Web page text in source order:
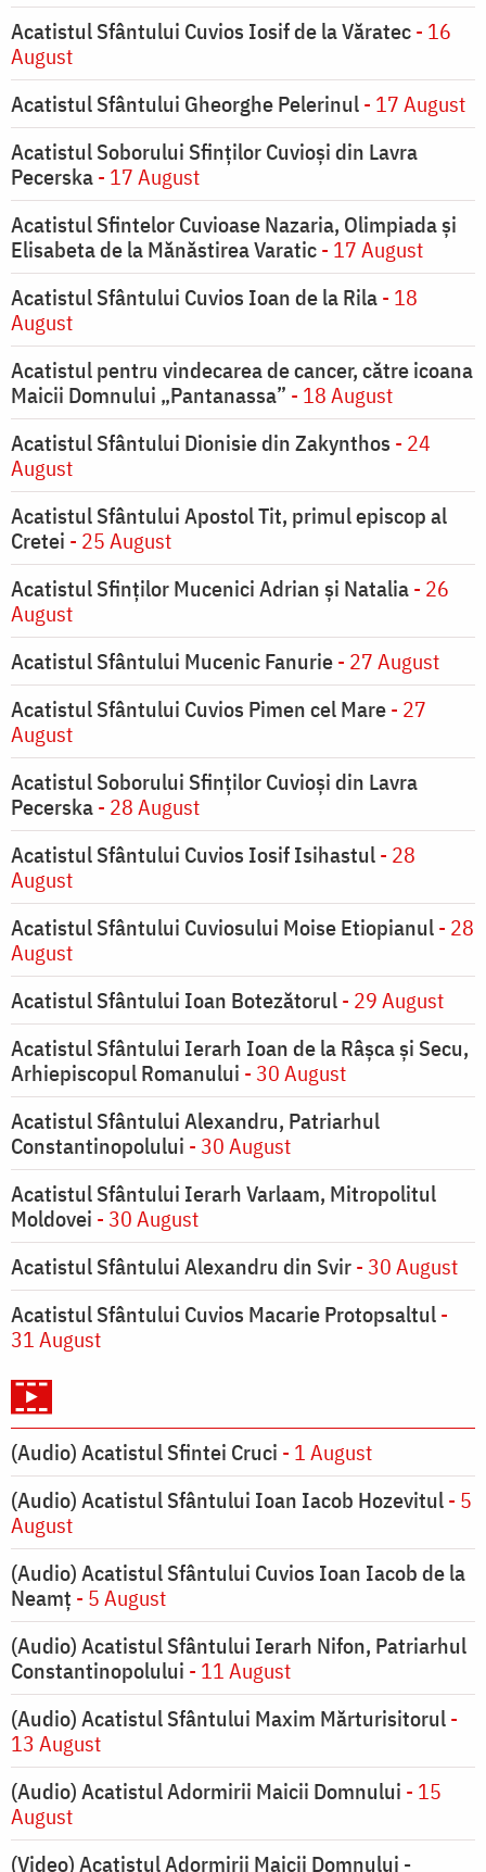
Acatistul Sfântului Cuvios Iosif de la Văratec- 16
August
Acatistul Sfântului Gheorghe Pelerinul- 17 August
Acatistul Soborului Sfinților Cuvioși din Lavra
Pecerska- 17 August
Acatistul Sfintelor Cuvioase Nazaria, Olimpiada și
Elisabeta de la Mănăstirea Varatic- 17 August
Acatistul Sfântului Cuvios Ioan de la Rila- 18
August
Acatistul pentru vindecarea de cancer, către icoana
Maicii Domnului „Pantanassa” - 18 August
Acatistul Sfântului Dionisie din Zakynthos - 24
August
Acatistul Sfântului Apostol Tit, primul episcop al
Cretei - 25 August
Acatistul Sfinților Mucenici Adrian și Natalia- 26
August
Acatistul Sfântului Mucenic Fanurie- 27 August
Acatistul Sfântului Cuvios Pimen cel Mare- 27
August
Acatistul Soborului Sfinților Cuvioși din Lavra
Pecerska- 28 August
Acatistul Sfântului Cuvios Iosif Isihastul- 28
August
Acatistul Sfântului Cuviosului Moise Etiopianul- 28
August
Acatistul Sfântului Ioan Botezătorul- 29 August
Acatistul Sfântului Ierarh Ioan de la Râşca şi Secu,
Arhiepiscopul Romanului - 30 August
Acatistul Sfântului Alexandru, Patriarhul
Constantinopolului - 30 August
Acatistul Sfântului Ierarh Varlaam, Mitropolitul
Moldovei - 30 August
Acatistul Sfântului Alexandru din Svir- 30 August
Acatistul Sfântului Cuvios Macarie Protopsaltul-
31 August
(Audio) Acatistul Sfintei Cruci - 1 August
(Audio) Acatistul Sfântului Ioan Iacob Hozevitul- 5
August
(Audio) Acatistul Sfântului Cuvios Ioan Iacob de la
Neamț - 5 August
(Audio) Acatistul Sfântului Ierarh Nifon, Patriarhul
Constantinopolului - 11 August
(Audio) Acatistul Sfântului Maxim Mărturisitorul-
13 August
(Audio) Acatistul Adormirii Maicii Domnului - 15
August
(Video) Acatistul Adormirii Maicii Domnului -